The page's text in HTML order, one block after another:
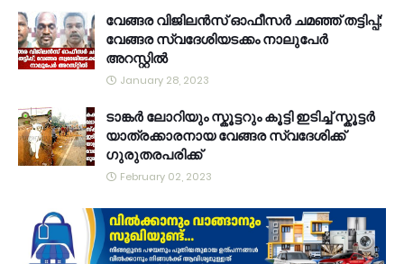
വേങ്ങര വിജിലൻസ് ഓഫീസർ ചമഞ്ഞ് തട്ടിപ്പ്;
വേങ്ങര സ്വദേശിയടക്കം നാലുപേർ
അറസ്റ്റിൽ
January 28, 2023
ടാങ്കർ ലോറിയും സ്കൂട്ടറും കൂട്ടി ഇടിച്ച് സ്കൂട്ടർ
യാത്രക്കാരനായ വേങ്ങര സ്വദേശിക്ക്
ഗുരുതരപരിക്ക്
February 02, 2023